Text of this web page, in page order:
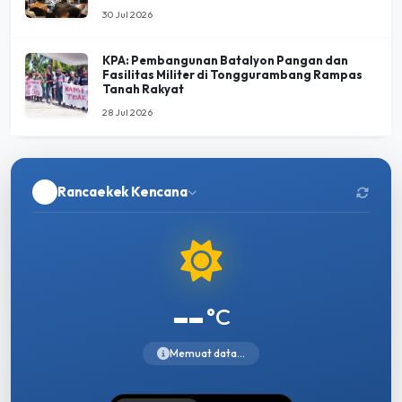
30 Jul 2026
KPA: Pembangunan Batalyon Pangan dan
Fasilitas Militer di Tonggurambang Rampas
Tanah Rakyat
28 Jul 2026
Rancaekek Kencana
--°C
Memuat data...